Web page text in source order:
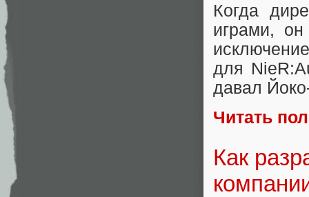
Когда
играми, он
для
давал
Читать
Как